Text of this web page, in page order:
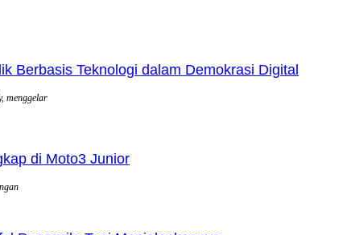
Berbasis Teknologi dalam Demokrasi Digital
menggelar
di Moto3 Junior